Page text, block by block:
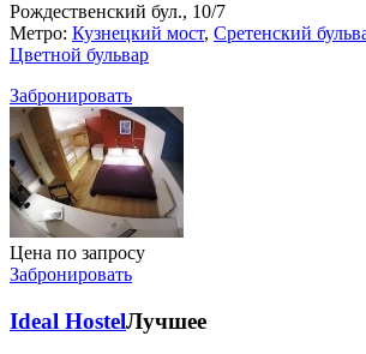
Рождественский бул., 10/7
Метро: Кузнецкий мост, Сретенский
Цветной бульвар
Забронировать
Цена по запросу
Забронировать
Ideal HostelЛучшее